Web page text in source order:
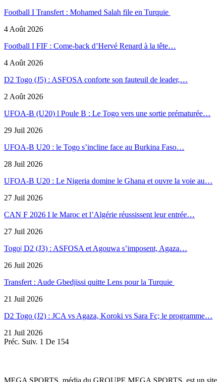
Football I Transfert : Mohamed Salah file en Turquie
4 Août 2026
Football I FIF : Come-back d’Hervé Renard à la tête…
4 Août 2026
D2 Togo (J5) : ASFOSA conforte son fauteuil de leader,…
2 Août 2026
UFOA-B (U20) l Poule B : Le Togo vers une sortie prématurée…
29 Juil 2026
UFOA-B U20 : le Togo s’incline face au Burkina Faso…
28 Juil 2026
UFOA-B U20 : Le Nigeria domine le Ghana et ouvre la voie au…
27 Juil 2026
CAN F 2026 I le Maroc et l’Algérie réussissent leur entrée…
27 Juil 2026
Togo| D2 (J3) : ASFOSA et Agouwa s’imposent, Agaza…
26 Juil 2026
Transfert : Aude Gbedjissi quitte Lens pour la Turquie
21 Juil 2026
D2 Togo (J2) : JCA vs Agaza, Koroki vs Sara Fc; le programme…
21 Juil 2026
Préc. Suiv. 1 De 154